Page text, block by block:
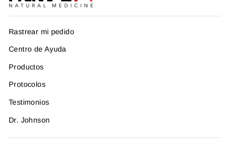
Rastrear mi pedido
Centro de Ayuda
Productos
Protocolos
Testimonios
Dr. Johnson